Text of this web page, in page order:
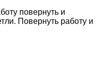
повернуть и
Повернуть работу и